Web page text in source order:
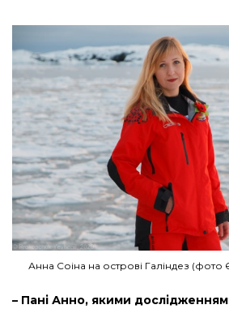
Анна Соіна на острові Галіндез (фото
– Пані Анно, якими